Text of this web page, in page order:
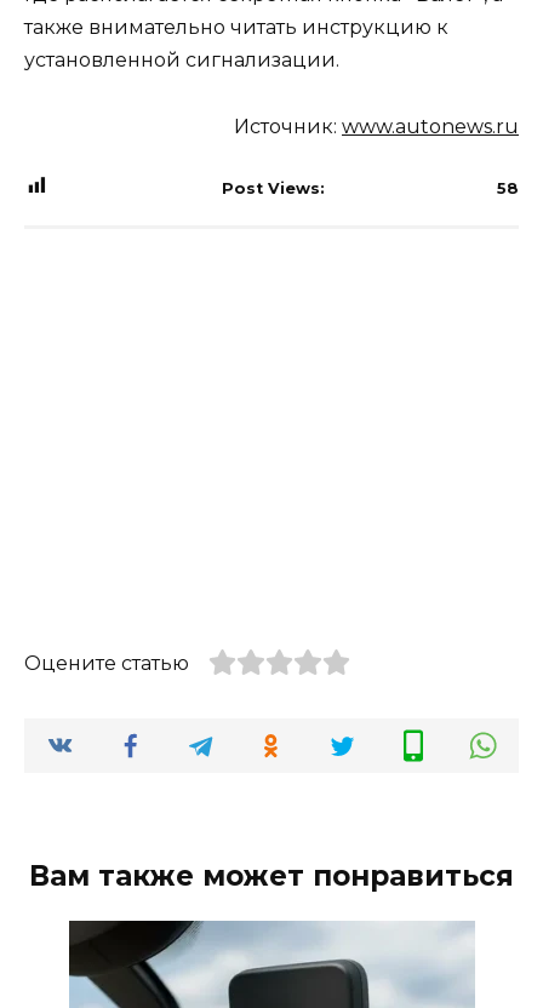
также внимательно читать инструкцию к
установленной сигнализации.
Источник: www.autonews.ru
Post Views: 58
Оцените статью
Вам также может понравиться